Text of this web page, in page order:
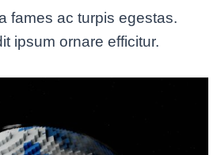
fames ac turpis egestas.
ipsum ornare efficitur.